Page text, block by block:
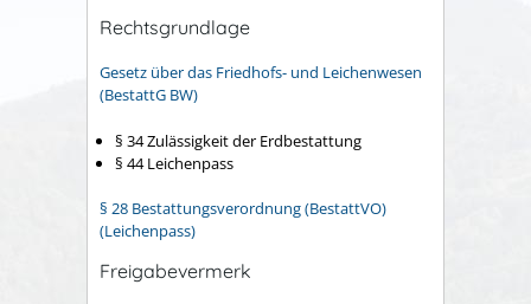
Rechtsgrundlage
Gesetz über das Friedhofs- und Leichenwesen
(BestattG BW)
§ 34Zulässigkeit der Erdbestattung
§ 44 Leichenpass
§ 28 Bestattungsverordnung (BestattVO)
(Leichenpass)
Freigabevermerk